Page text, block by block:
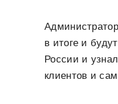
в итоге и
России и
клиентов и